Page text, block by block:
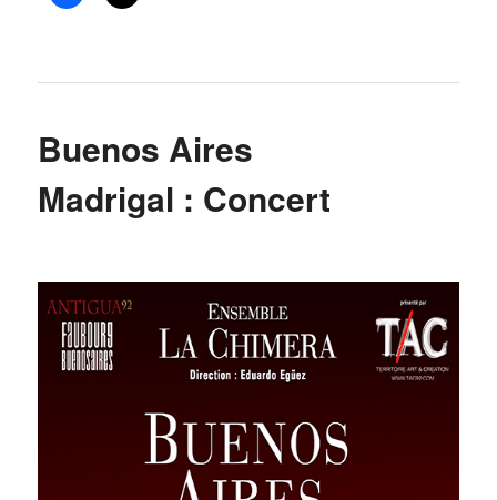
Buenos Aires
Madrigal : Concert